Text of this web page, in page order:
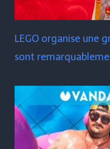
LEGO organise une
sont